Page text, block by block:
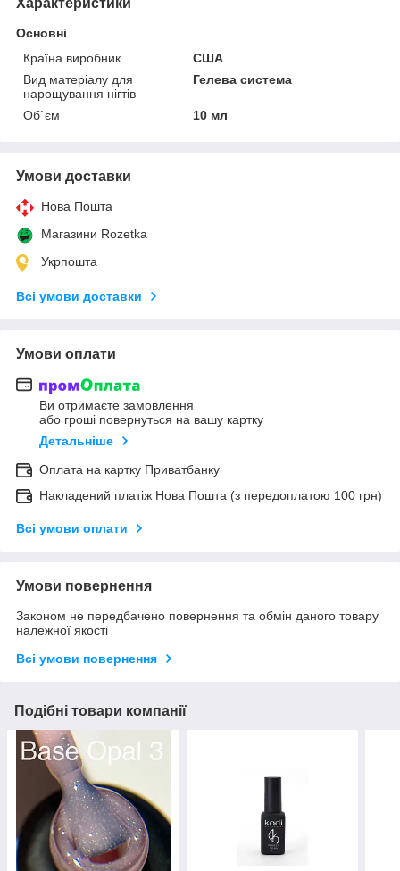
Основні
Країна виробник
США
Вид матеріалу для
нарощування нігтів
Гелева система
Об`єм 10 мл
Умови доставки
Нова Пошта
Магазини Rozetka
Укрпошта
Всі умови доставки
Умови оплати
Ви отримаєте замовлення
або гроші повернуться на вашу картку
Детальніше
Оплата на картку Приватбанку
Накладений платіж Нова Пошта (з передоплатою 100 грн)
Всі умови оплати
Умови повернення
Законом не передбачено повернення та обмін даного товару
належної якості
Всі умови повернення
Подібні товари компанії